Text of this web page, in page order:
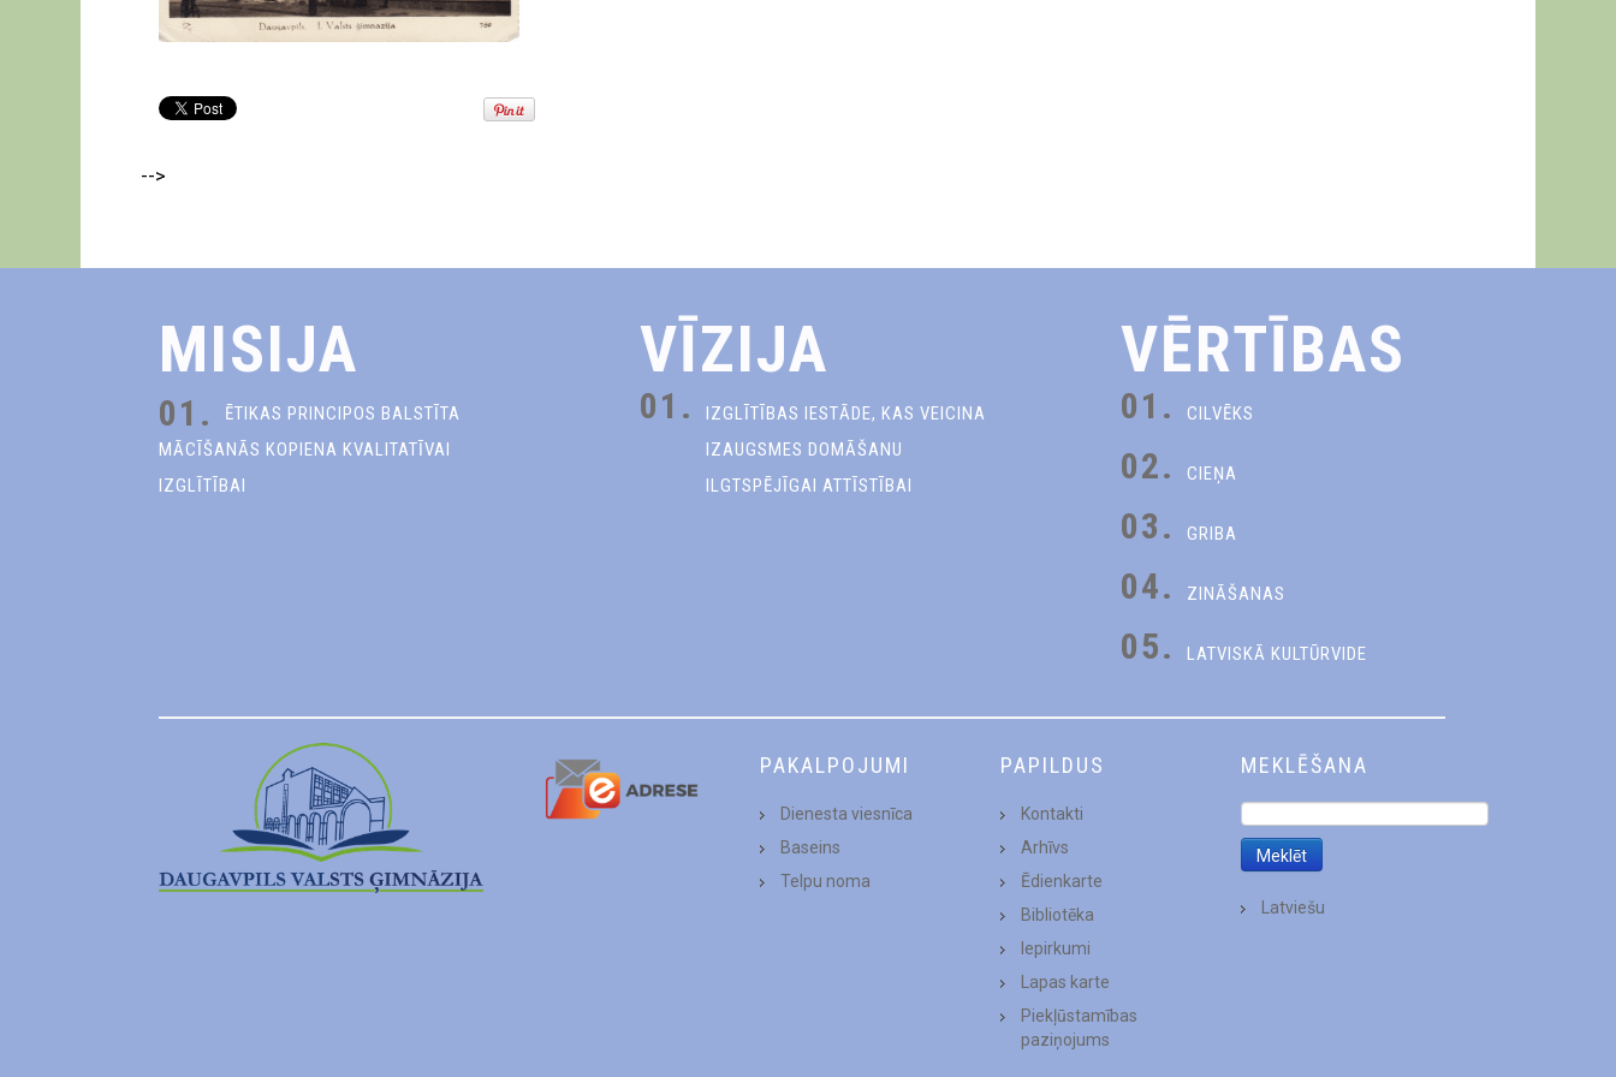
-->
MISIJA
01.
ĒTIKAS PRINCIPOS BALSTĪTA
MĀCĪŠANĀS KOPIENA KVALITATĪVAI
IZGLĪTĪBAI
VĪZIJA
01.
IZGLĪTĪBAS IESTĀDE, KAS VEICINA
IZAUGSMES DOMĀŠANU
ILGTSPĒJĪGAI ATTĪSTĪBAI
VĒRTĪBAS
01. CILVĒKS
02. CIEŅA
03. GRIBA
04. ZINĀŠANAS
05. LATVISKĀ KULTŪRVIDE
PAKALPOJUMI
Dienesta viesnīca
Baseins
Telpu noma
PAPILDUS
Kontakti
Arhīvs
Ēdienkarte
Bibliotēka
Iepirkumi
Lapas karte
Piekļūstamības
paziņojums
MEKLĒŠANA
Latviešu